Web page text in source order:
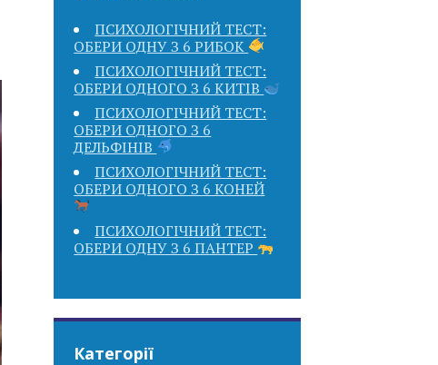
ПСИХОЛОГІЧНИЙ ТЕСТ:
ОБЕРИ ОДНУ З 6 РИБОК
ПСИХОЛОГІЧНИЙ ТЕСТ:
ОБЕРИ ОДНОГО З 6 КИТІВ
ПСИХОЛОГІЧНИЙ ТЕСТ:
ОБЕРИ ОДНОГО З 6
ДЕЛЬФІНІВ
ПСИХОЛОГІЧНИЙ ТЕСТ:
ОБЕРИ ОДНОГО З 6 КОНЕЙ
ПСИХОЛОГІЧНИЙ ТЕСТ:
ОБЕРИ ОДНУ З 6 ПАНТЕР
Категорії